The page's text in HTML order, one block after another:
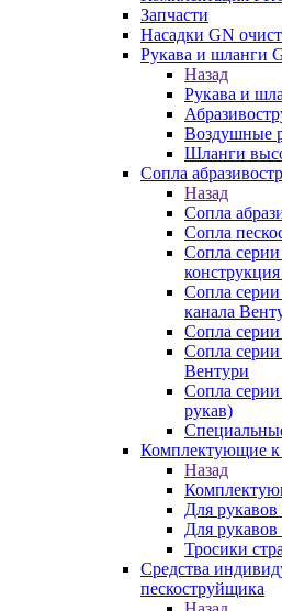
Запчасти
Насадки GN
Рукава и шланги
Назад
Рукава и
Воздушные
Шланги
Сопла
Назад
Сопла
Сопла
Сопла
Сопла
канала
Сопла
Сопла
Вентури
Сопла
рукав)
Комплектующие к
Назад
Для
Для рукавов
Тросики
Средства
пескоструйщика